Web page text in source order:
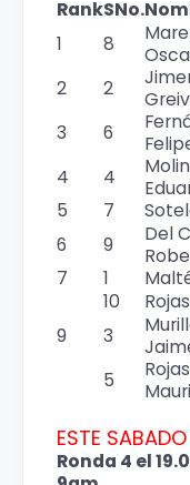
RankSNo.
1
8
2
2
3
6
4
4
5
7
6
9
Del
7
1
10
9
3
5
ESTE
Ronda 4 el